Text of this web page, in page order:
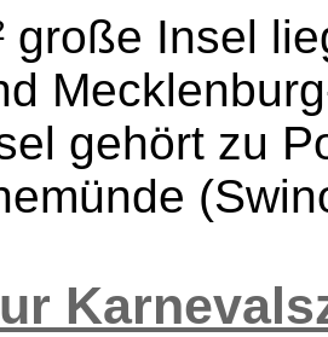
große Insel
gehört zu